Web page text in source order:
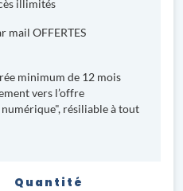
illimités
mail OFFERTES
minimum de 12 mois
vers l’offre
résiliable à tout
Quantité